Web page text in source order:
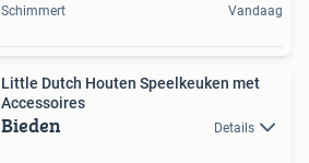
Schimmert Vandaag
Little Dutch Houten Speelkeuken met
Accessoires
Bieden Details